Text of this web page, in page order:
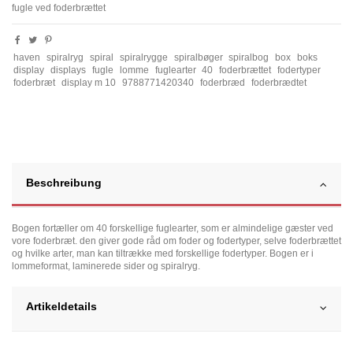
fugle ved foderbrættet
haven spiralryg spiral spiralrygge spiralbøger spiralbog box boks
display displays fugle lomme fuglearter 40 foderbrættet fodertyper
foderbræt display m 10 9788771420340 foderbræd foderbrædtet
Beschreibung
Bogen fortæller om 40 forskellige fuglearter, som er almindelige gæster ved
vore foderbræt. den giver gode råd om foder og fodertyper, selve foderbrættet
og hvilke arter, man kan tiltrække med forskellige fodertyper. Bogen er i
lommeformat, laminerede sider og spiralryg.
Artikeldetails